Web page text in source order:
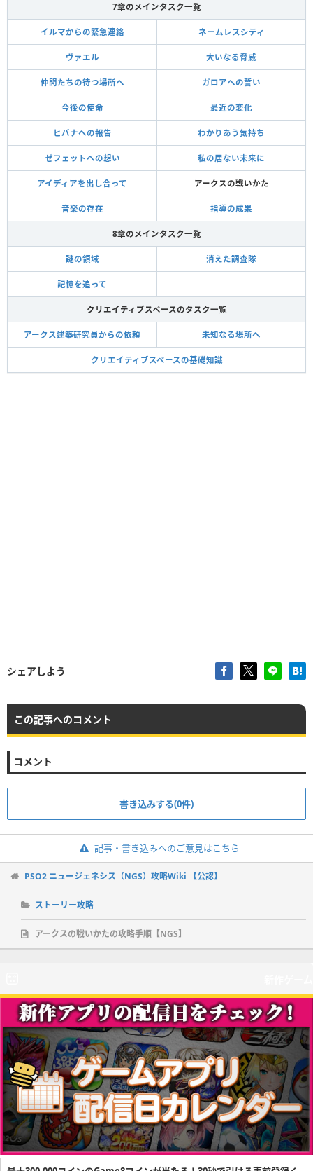
7章のメインタスク一覧
イルマからの緊急連絡 ネームレスシティ
ヴァエル 大いなる脅威
仲間たちの待つ場所へ ガロアへの誓い
今後の使命 最近の変化
ヒバナへの報告 わかりあう気持ち
ゼフェットへの想い 私の居ない未来に
アイディアを出し合って アークスの戦いかた
音楽の存在 指導の成果
8章のメインタスク一覧
謎の領域 消えた調査隊
記憶を追って -
クリエイティブスペースのタスク一覧
アークス建築研究員からの依頼 未知なる場所へ
クリエイティブスペースの基礎知識
シェアしよう
この記事へのコメント
コメント
書き込みする(0件)
記事・書き込みへのご意見はこちら
PSO2 ニュージェネシス（NGS）攻略Wiki 【公認】
ストーリー攻略
アークスの戦いかたの攻略手順【NGS】